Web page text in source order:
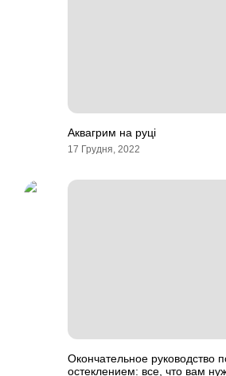
Аквагрим на руці
17 Грудня, 2022
Окончательное руководство
остеклением: все, что вам